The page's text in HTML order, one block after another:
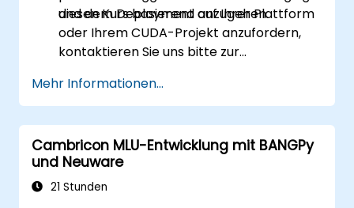
und dem Deployment anzugehen.
diesen Kurs basierend auf Ihrer Plattform
oder Ihrem CUDA-Projekt anzufordern,
kontaktieren Sie uns bitte zur
Mehr Informationen...
Cambricon MLU-Entwicklung mit BANGPy
und Neuware
21 Stunden